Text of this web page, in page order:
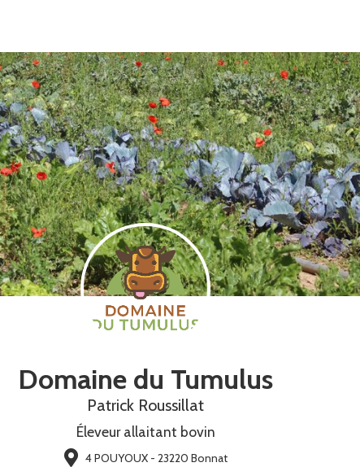
Domaine du Tumulus
Patrick Roussillat
Éleveur allaitant bovin
4 POUYOUX - 23220 Bonnat